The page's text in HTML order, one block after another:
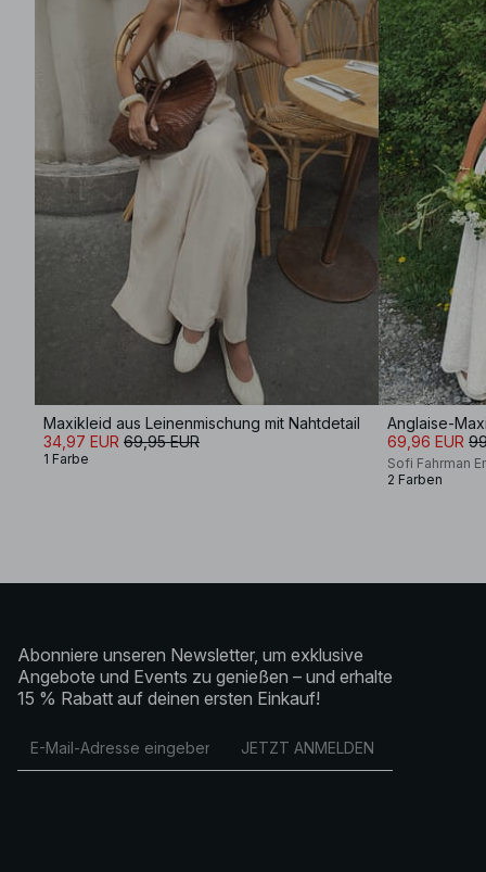
Maxikleid aus Leinenmischung mit Nahtdetail
34,97 EUR 69,95 EUR
1 Farbe
Anglaise-
69,96 EUR
Sofi Fahrman
2 Farben
Abonniere unseren Newsletter, um exklusive
Angebote und Events zu genießen – und erhalte
15 % Rabatt auf deinen ersten Einkauf!
JETZT ANMELDEN